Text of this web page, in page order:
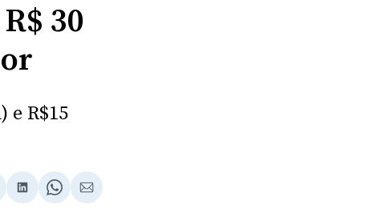
30
e R$15
Compartilhar
ShareCompartilhar